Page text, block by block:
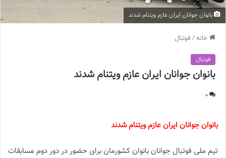
بانوان جوانان ایران عازم ویتنام شدند
خانه/ فوتبال
فوتبال
بانوان جوانان ایران عازم ویتنام شدند
0
بانوان جوانان ایران عازم ویتنام شدند
تیم ملی فوتبال جوانان بانوان کشورمان برای حضور در دور دوم مسابقات